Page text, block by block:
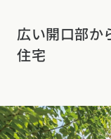
広い開口部か
住宅